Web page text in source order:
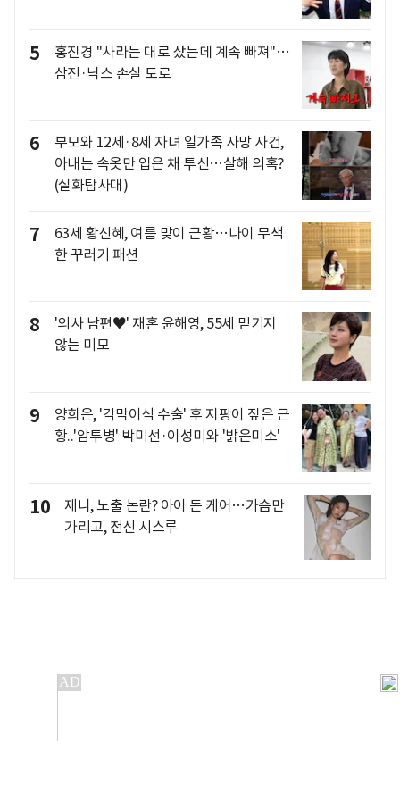
5
홍진경 "사라는 대로 샀는데 계속 빠져"…
삼전·닉스 손실 토로
6
부모와 12세·8세 자녀 일가족 사망 사건,
아내는 속옷만 입은 채 투신…살해 의혹?
(실화탐사대)
7
63세 황신혜, 여름 맞이 근황…나이 무색
한 꾸러기 패션
8
'의사 남편♥' 재혼 윤해영, 55세 믿기지
않는 미모
9
양희은, '각막이식 수술' 후 지팡이 짚은 근
황..'암투병' 박미선·이성미와 '밝은미소'
10
제니, 노출 논란? 아이 돈 케어…가슴만
가리고, 전신 시스루